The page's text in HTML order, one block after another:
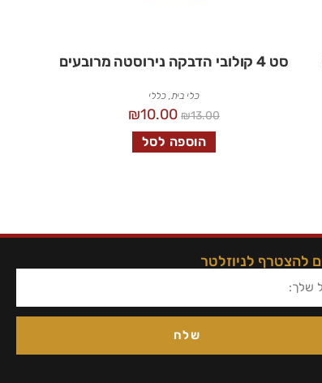
סט 4 קולובי הדבקה נירוסטה מרובעים
כלי בית ,כללי
₪13.00
₪10.00
הוספה לסל
להצטרף לניוזלטר
שלח